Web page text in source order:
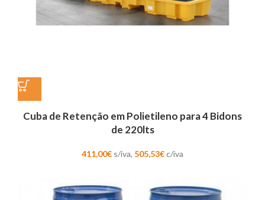
Cuba de Retenção em Polietileno para 4 Bidons
de 220lts
411,00€ s/iva, 505,53€c/iva